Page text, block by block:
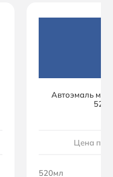
Автоэмаль
Цена по
520мл